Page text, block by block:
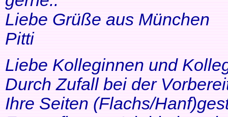
Liebe Grüße aus München
Pitti
Liebe Kolleginnen und
Durch Zufall bei der
Ihre Seiten (Flachs/